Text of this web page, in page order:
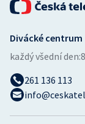
Divácké centrum
každý všední den:
261 136 113